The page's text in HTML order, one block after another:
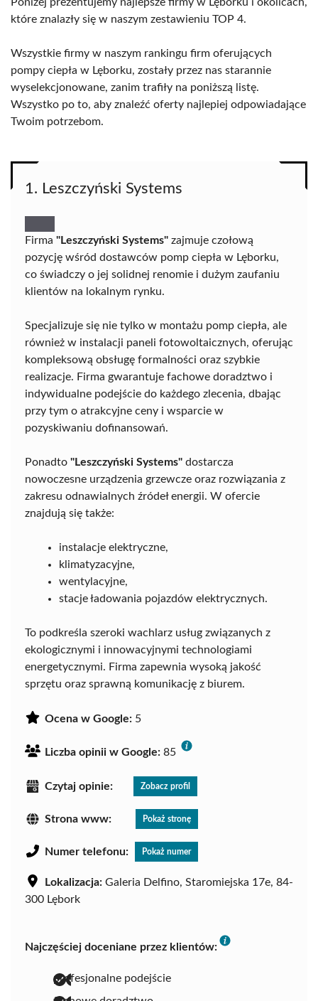
które znalazły się w naszym zestawieniu TOP 4.
Wszystkie firmy w naszym rankingu firm oferujących
pompy ciepła w Lęborku, zostały przez nas starannie
wyselekcjonowane, zanim trafiły na poniższą listę.
Wszystko po to, aby znaleźć oferty najlepiej odpowiadające
Twoim potrzebom.
1. Leszczyński Systems
Firma "Leszczyński Systems" zajmuje czołową
pozycję wśród dostawców pomp ciepła w Lęborku,
co świadczy o jej solidnej renomie i dużym zaufaniu
klientów na lokalnym rynku.
Specjalizuje się nie tylko w montażu pomp ciepła, ale
również w instalacji paneli fotowoltaicznych, oferując
kompleksową obsługę formalności oraz szybkie
realizacje. Firma gwarantuje fachowe doradztwo i
indywidualne podejście do każdego zlecenia, dbając
przy tym o atrakcyjne ceny i wsparcie w
pozyskiwaniu dofinansowań.
Ponadto "Leszczyński Systems" dostarcza
nowoczesne urządzenia grzewcze oraz rozwiązania z
zakresu odnawialnych źródeł energii. W ofercie
znajdują się także:
instalacje elektryczne,
klimatyzacyjne,
wentylacyjne,
stacje ładowania pojazdów elektrycznych.
To podkreśla szeroki wachlarz usług związanych z
ekologicznymi i innowacyjnymi technologiami
energetycznymi. Firma zapewnia wysoką jakość
sprzętu oraz sprawną komunikację z biurem.
Ocena w Google: 5
Liczba opinii w Google: 85
Czytaj opinie: Zobacz profil
Strona www: Pokaż stronę
Numer telefonu: Pokaż numer
Lokalizacja: Galeria Delfino, Staromiejska 17e, 84-
300 Lębork
Najczęściej doceniane przez klientów:
profesjonalne podejście